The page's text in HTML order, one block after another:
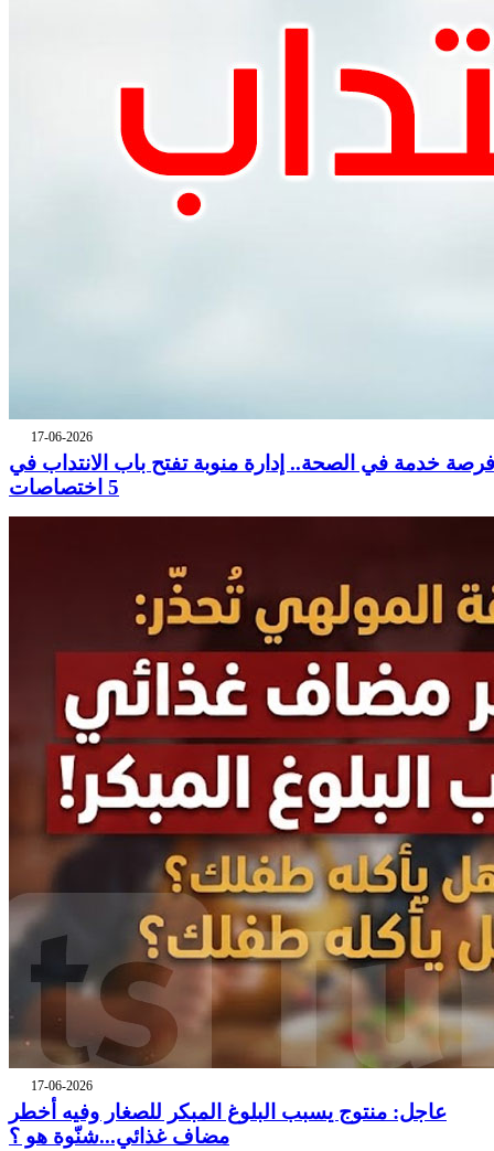
17-06-2026
فرصة خدمة في الصحة.. إدارة منوبة تفتح باب الانتداب في
5 اختصاصات
17-06-2026
عاجل: منتوج يسبب البلوغ المبكر للصغار وفيه أخطر
مضاف غذائي...شنّوة هو ؟